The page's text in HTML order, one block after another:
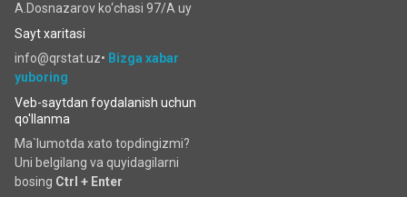
A.Dosnazarov ko‘chаsi 97/A uy
Sayt xaritasi
info@qrstat.uz• Bizga xabar
yuboring
Veb-saytdan foydalanish uchun
qo'llanma
Ma`lumotda xato topdingizmi?
Uni belgilang va quyidagilarni
bosing Ctrl + Enter